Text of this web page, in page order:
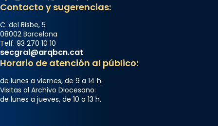
Contacto y sugerencias:
C. del Bisbe, 5
08002 Barcelona
Telf. 93 270 10 10
secgral@arqbcn.cat
Horario de atención al público:
de lunes a viernes, de 9 a 14 h.
Visitas al Archivo Diocesano:
de lunes a jueves, de 10 a 13 h.